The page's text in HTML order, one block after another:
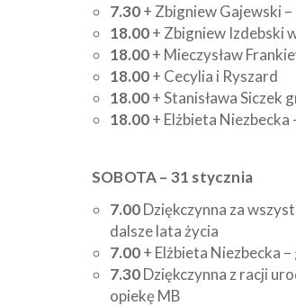
7.30+ Zbigniew Gajewski
18.00+ Zbigniew Izdebski
18.00+ Mieczysław
18.00+ Cecylia i Ryszard
18.00+ Stanisława Siczek
18.00+ Elżbieta Niezbecka
SOBOTA – 31 stycznia
7.00Dziękczynna za
dalsze lata życia
7.00+ Elżbieta Niezbecka –
7.30Dziękczynna z racji
opiekę MB